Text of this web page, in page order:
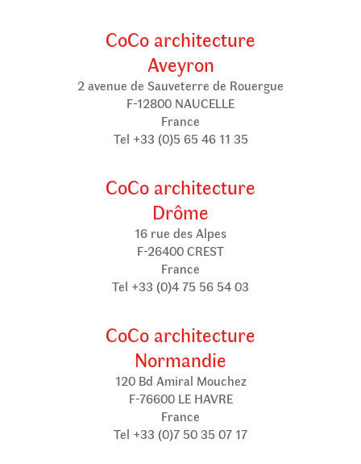
CoCo architecture
Aveyron
2 avenue de Sauveterre de Rouergue
F-12800 NAUCELLE
France
Tel +33 (0)5 65 46 11 35
CoCo architecture
Drôme
16 rue des Alpes
F-26400 CREST
France
Tel +33 (0)4 75 56 54 03
CoCo architecture
Normandie
120 Bd Amiral Mouchez
F-76600 LE HAVRE
France
Tel +33 (0)7 50 35 07 17